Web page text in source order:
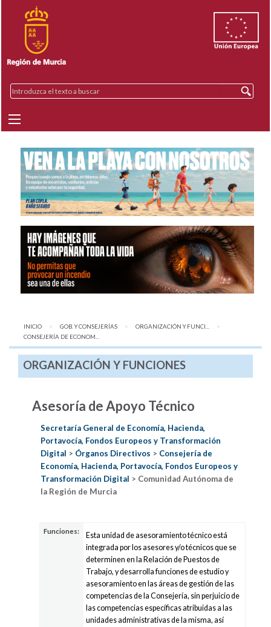
INICIO GOB. Y CONSEJERÍAS
ORGANIZACIÓN Y FUNCI...
AQUÍ:
CONSEJERÍA DE ECONOM...
ORGANIZACIÓN Y FUNCIONES
Asesoría de Apoyo Técnico
Secretaría General de Economía, Hacienda,
Portavocía, Fondos Europeos y Transformación
Digital > Órganos Directivos > Consejería de
Economía, Hacienda, Portavocía, Fondos Europeos y
Transformación Digital > Comunidad Autónoma de
la Región de Murcia
Funciones:
Esta unidad de asesoramiento técnico está
integrada por los asesores y/o técnicos que se
determinen en la Relación de Puestos de
Trabajo, y desarrolla funciones de estudio y
asesoramiento en las áreas de gestión de las
competencias de la Consejería, sin perjuicio de
las competencias específicas atribuidas a las
unidades administrativas de la misma, así